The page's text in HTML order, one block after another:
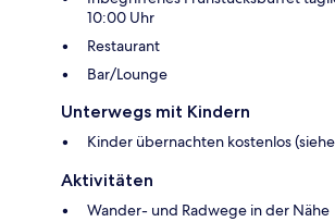
10:00 Uhr
Restaurant
Bar/Lounge
Unterwegs mit Kindern
Kinder übernachten kostenlos
Aktivitäten
Wander- und Radwege in der Nähe